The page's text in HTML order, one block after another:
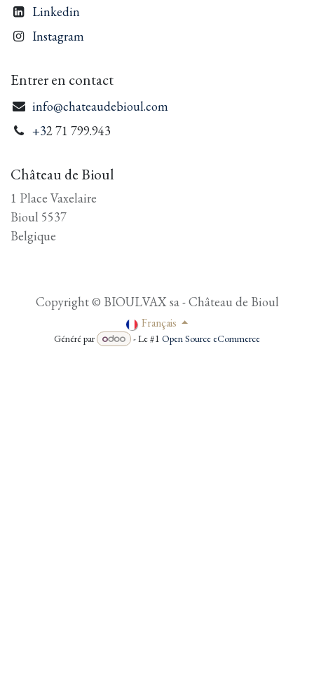
Linkedin
Instagram
Entrer en contact
info@chateaudebioul.com
+32 71 799.943
Château de Bioul
1 Place Vaxelaire
Bioul 5537
Belgique
Copyright © BIOULVAX sa - Château de Bioul
Français
Généré par - Le #1 Open Source eCommerce